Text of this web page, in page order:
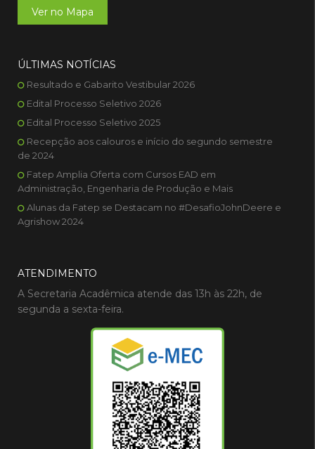
Ver no Mapa
ÚLTIMAS NOTÍCIAS
Resultado e Gabarito Vestibular 2026
Edital Processo Seletivo 2026
Edital Processo Seletivo 2025
Recepção aos calouros e início do segundo semestre
de 2024
Fatep Amplia Oferta com Cursos EAD em
Administração, Engenharia de Produção e Mais
Alunas da Fatep se Destacam no #DesafioJohnDeere e
Agrishow 2024
ATENDIMENTO
A Secretaria Acadêmica atende das 13h às 22h, de
segunda a sexta-feira.